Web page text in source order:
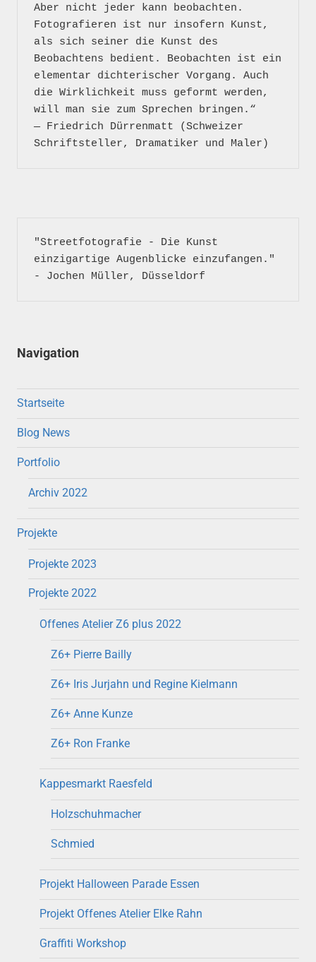
Aber nicht jeder kann beobachten.
Fotografieren ist nur insofern Kunst,
als sich seiner die Kunst des
Beobachtens bedient. Beobachten ist ein
elementar dichterischer Vorgang. Auch
die Wirklichkeit muss geformt werden,
will man sie zum Sprechen bringen.“
― Friedrich Dürrenmatt (Schweizer
"Streetfotografie - Die Kunst
einzigartige Augenblicke einzufangen."
- Jochen Müller, Düsseldorf
Navigation
Startseite
Blog News
Portfolio
Archiv 2022
Projekte
Projekte 2023
Projekte 2022
Offenes Atelier Z6 plus 2022
Z6+ Pierre Bailly
Z6+ Iris Jurjahn und Regine Kielmann
Z6+ Anne Kunze
Z6+ Ron Franke
Kappesmarkt Raesfeld
Holzschuhmacher
Schmied
Projekt Halloween Parade Essen
Projekt Offenes Atelier Elke Rahn
Graffiti Workshop